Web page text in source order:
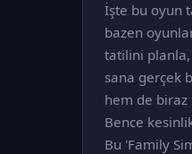
İşte bu oyun
bazen
tatilini
sana gerçek
hem de biraz
Bence
Bu 'Family